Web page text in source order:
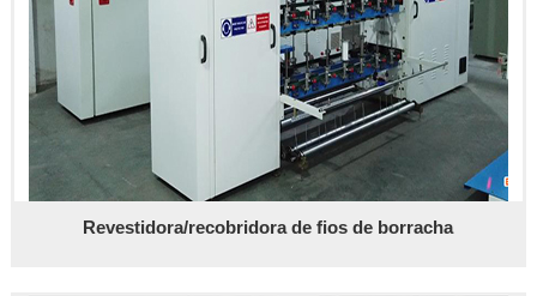
Revestidora/recobridora de fios de borracha